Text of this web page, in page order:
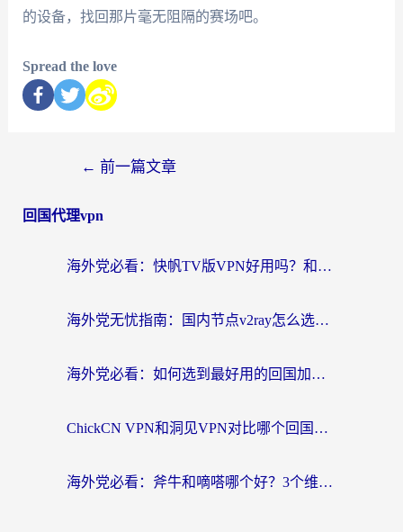
的设备，找回那片毫无阻隔的赛场吧。
Spread the love
← 前一篇文章
回国代理vpn
海外党必看：快帆TV版VPN好用吗？和快游VPN对比哪个回国效果更好？附实用避坑指南
海外党无忧指南：国内节点v2ray怎么选？一键回国VPN+多场景实测帮你避坑
海外党必看：如何选到最好用的回国加速器？从节点到售后的全维度指南
ChickCN VPN和洞见VPN对比哪个回国效果更好？海外党亲测3款加速器+避坑指南
海外党必看：斧牛和嘀嗒哪个好？3个维度教你选对回国加速器